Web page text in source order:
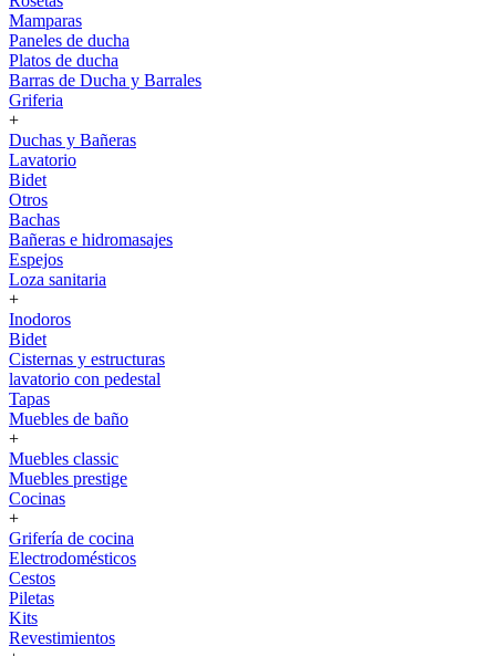
Mamparas
Paneles de ducha
Platos de ducha
Barras de Ducha y Barrales
Griferia
+
Duchas y Bañeras
Lavatorio
Bidet
Otros
Bachas
Bañeras e hidromasajes
Espejos
Loza sanitaria
+
Inodoros
Bidet
Cisternas y estructuras
lavatorio con pedestal
Tapas
Muebles de baño
+
Muebles classic
Muebles prestige
Cocinas
+
Grifería de cocina
Electrodomésticos
Cestos
Piletas
Kits
Revestimientos